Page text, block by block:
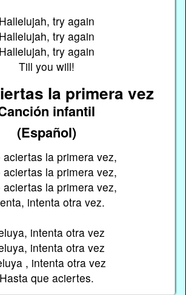
Hallelujah, try again
Hallelujah, try again
Hallelujah, try again
Till you will!
la primera vez
infantil
(Español)
aciertas la primera vez,
aciertas la primera vez,
aciertas la primera vez,
intenta otra vez.
intenta otra vez
intenta otra vez
, intenta otra vez
Hasta que aciertes.